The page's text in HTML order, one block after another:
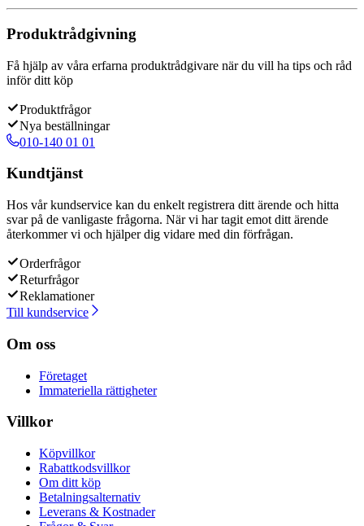
Produktrådgivning
Få hjälp av våra erfarna produktrådgivare när du vill ha tips och råd
inför ditt köp
Produktfrågor
Nya beställningar
010-140 01 01
Kundtjänst
Hos vår kundservice kan du enkelt registrera ditt ärende och hitta
svar på de vanligaste frågorna. När vi har tagit emot ditt ärende
återkommer vi och hjälper dig vidare med din förfrågan.
Orderfrågor
Returfrågor
Reklamationer
Till kundservice
Om oss
Företaget
Immateriella rättigheter
Villkor
Köpvillkor
Rabattkodsvillkor
Om ditt köp
Betalningsalternativ
Leverans & Kostnader